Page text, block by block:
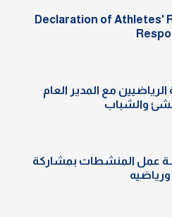
Declaration of Athletes'
الرياضيين مع المدير العام
والشباب
عمل المنشطات بمشاركة